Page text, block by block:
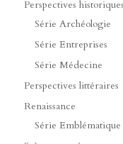
Perspectives historiques
Série Archéologie
Série Entreprises
Série Médecine
Perspectives littéraires
Renaissance
Série Emblématique